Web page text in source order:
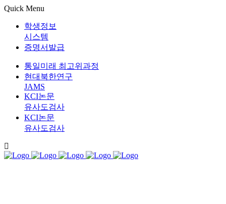
Quick Menu
학생정보
시스템
증명서발급
통일미래 최고위과정
현대북한연구
JAMS
KCI논문
유사도검사
KCI논문
유사도검사